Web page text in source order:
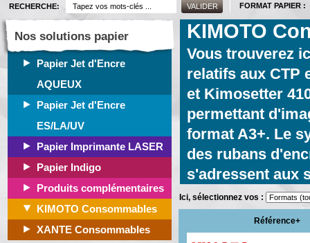
RECHERCHE: FORMAT PAPIER :
Nos solutions papier
Papier Jet d'Encre
AQUEUX
Papier Jet d'Encre
ES/LA/UV
Papier Imprimante LASER
Papier Indigo
Produits complémentaires
KIMOTO Consommables
XANTE Consommables
KIMOTO
Vous trouverez
relatifs aux CTP
et Kimosetter
permettant
format A3+. Le
des rubans
s'adressent aux
Ici, sélectionnez vos :
Référence+